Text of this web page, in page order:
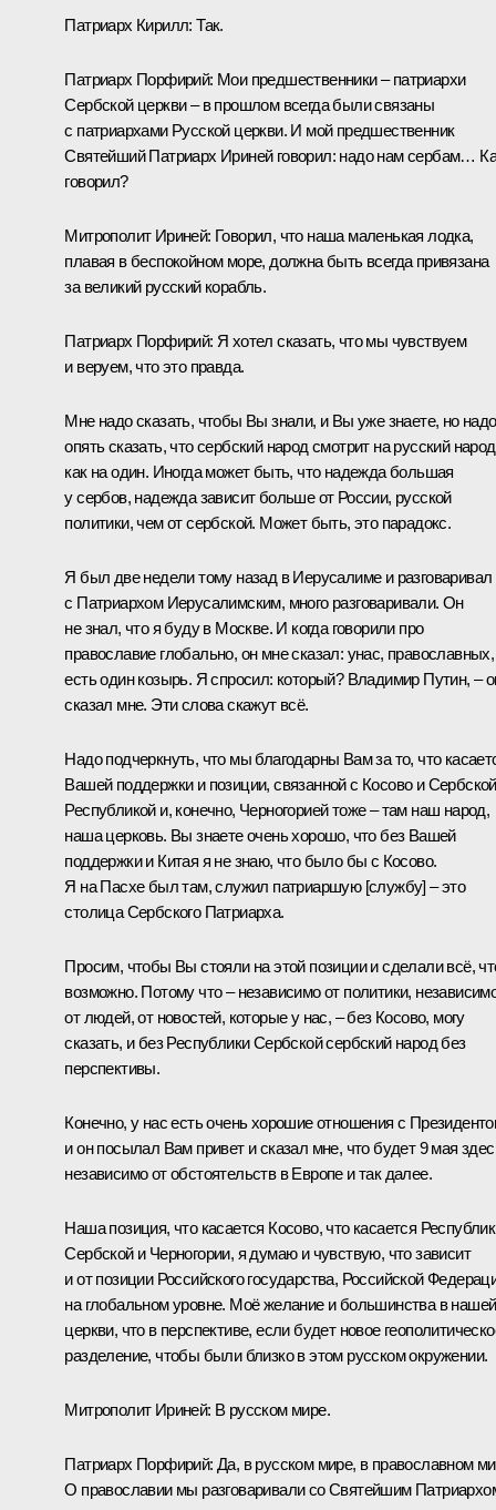
Патриарх Кирилл: Так.
Патриарх Порфирий: Мои предшественники – патриархи
Сербской церкви – в прошлом всегда были связаны
с патриархами Русской церкви. И мой предшественник
Святейший Патриарх Ириней говорил: надо нам сербам…
говорил?
Митрополит Ириней: Говорил, что наша маленькая лодка,
плавая в беспокойном море, должна быть всегда привязана
за великий русский корабль.
Патриарх Порфирий: Я хотел сказать, что мы чувствуем
и веруем, что это правда.
Мне надо сказать, чтобы Вы знали, и Вы уже знаете, но надо
опять сказать, что сербский народ смотрит на русский народ
как на один. Иногда может быть, что надежда большая
у сербов, надежда зависит больше от России, русской
политики, чем от сербской. Может быть, это парадокс.
Я был две недели тому назад в Иерусалиме и разговаривал
с Патриархом Иерусалимским, много разговаривали. Он
не знал, что я буду в Москве. И когда говорили про
православие глобально, он мне сказал: унас, православных,
есть один козырь. Я спросил: который? Владимир Путин, –
сказал мне. Эти слова скажут всё.
Надо подчеркнуть, что мы благодарны Вам за то, что
Вашей поддержки и позиции, связанной с Косово и Сербской
Республикой и, конечно, Черногорией тоже – там наш народ,
наша церковь. Вы знаете очень хорошо, что без Вашей
поддержки и Китая я не знаю, что было бы с Косово.
Я на Пасхе был там, служил патриаршую [службу] – это
столица Сербского Патриарха.
Просим, чтобы Вы стояли на этой позиции и сделали всё,
возможно. Потому что – независимо от политики,
от людей, от новостей, которые у нас, – без Косово, могу
сказать, и без Республики Сербской сербский народ без
перспективы.
Конечно, у нас есть очень хорошие отношения с
и он посылал Вам привет и сказал мне, что будет 9 мая
независимо от обстоятельств в Европе и так далее.
Наша позиция, что касается Косово, что касается
Сербской и Черногории, я думаю и чувствую, что зависит
и от позиции Российского государства, Российской
на глобальном уровне. Моё желание и большинства в нашей
церкви, что в перспективе, если будет новое
разделение, чтобы были близко в этом русском окружении.
Митрополит Ириней: В русском мире.
Патриарх Порфирий: Да, в русском мире, в православном
О православии мы разговаривали со Святейшим